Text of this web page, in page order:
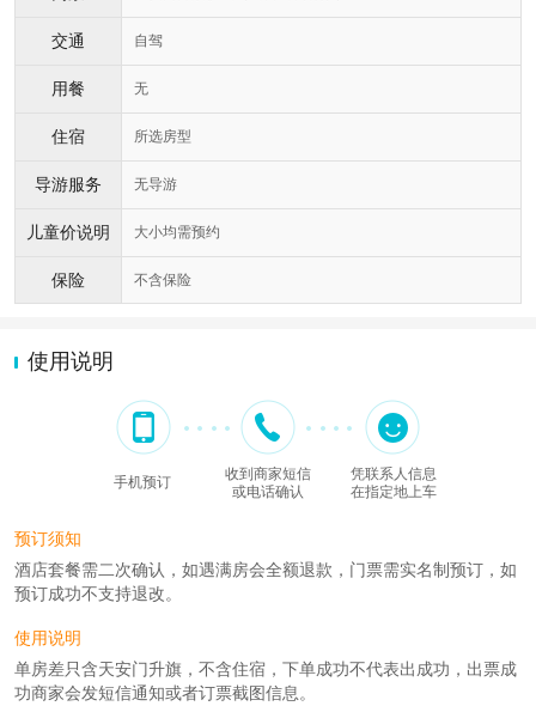
交通 自驾
用餐 无
住宿 所选房型
导游服务 无导游
儿童价说明 大小均需预约
保险 不含保险
使用说明
手机预订
收到商家短信
或电话确认
凭联系人信息
在指定地上车
预订须知
酒店套餐需二次确认，如遇满房会全额退款，门票需实名制预订，如
预订成功不支持退改。
使用说明
单房差只含天安门升旗，不含住宿，下单成功不代表出成功，出票成
功商家会发短信通知或者订票截图信息。